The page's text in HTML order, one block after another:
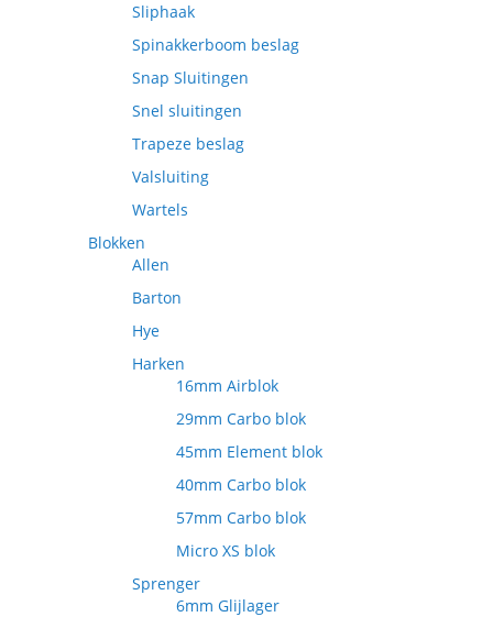
Sliphaak
Spinakkerboom beslag
Snap Sluitingen
Snel sluitingen
Trapeze beslag
Valsluiting
Wartels
Blokken
Allen
Barton
Hye
Harken
16mm Airblok
29mm Carbo blok
45mm Element blok
40mm Carbo blok
57mm Carbo blok
Micro XS blok
Sprenger
6mm Glijlager